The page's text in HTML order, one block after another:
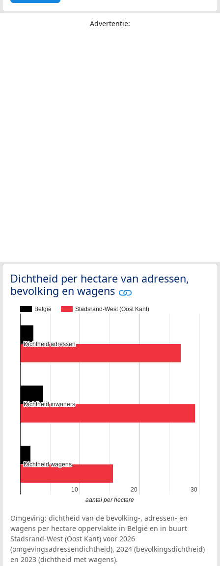
Advertentie:
Dichtheid per hectare van adressen,
bevolking en wagens
België Stadsrand-West (Oost Kant)
10
10 20
20 30
30
Dichtheid adressen
Dichtheid adressen
Dichtheid inwoners
Dichtheid inwoners
Dichtheid wagens
Dichtheid wagens
aantal per hectare
Omgeving: dichtheid van de bevolking-, adressen- en
wagens per hectare oppervlakte in België en in buurt
Stadsrand-West (Oost Kant) voor 2026
(omgevingsadressendichtheid), 2024 (bevolkingsdichtheid)
en 2023 (dichtheid met wagens).